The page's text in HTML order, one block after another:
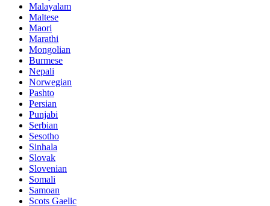
Malayalam
Maltese
Maori
Marathi
Mongolian
Burmese
Nepali
Norwegian
Pashto
Persian
Punjabi
Serbian
Sesotho
Sinhala
Slovak
Slovenian
Somali
Samoan
Scots Gaelic